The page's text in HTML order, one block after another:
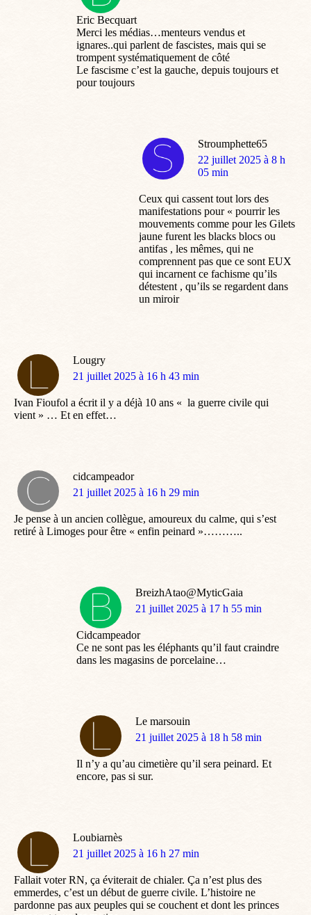
Eric Becquart
Merci les médias…menteurs vendus et
ignares..qui parlent de fascistes, mais qui se
trompent systématiquement de côté
Le fascisme c’est la gauche, depuis toujours et
pour toujours
Stroumphette65
dit
:
22 juillet 2025 à 8 h
05 min
Ceux qui cassent tout lors des
manifestations pour « pourrir les
mouvements comme pour les Gilets
jaune furent les blacks blocs ou
antifas , les mêmes, qui ne
comprennent pas que ce sont EUX
qui incarnent ce fachisme qu’ils
détestent , qu’ils se regardent dans
un miroir
Lougry
dit
21 juillet 2025 à 16 h 43 min
Ivan Fioufol a écrit il y a déjà 10 ans « la guerre civile qui
vient » … Et en effet…
cidcampeador
dit
21 juillet 2025 à 16 h 29 min
Je pense à un ancien collègue, amoureux du calme, qui s’est
retiré à Limoges pour être « enfin peinard »………..
BreizhAtao@MyticGaia
dit
21 juillet 2025 à 17 h 55 min
Cidcampeador
Ce ne sont pas les éléphants qu’il faut craindre
dans les magasins de porcelaine…
Le marsouin
dit
21 juillet 2025 à 18 h 58 min
Il n’y a qu’au cimetière qu’il sera peinard. Et
encore, pas si sur.
Loubiarnès
dit
21 juillet 2025 à 16 h 27 min
Fallait voter RN, ça éviterait de chialer. Ça n’est plus des
emmerdes, c’est un début de guerre civile. L’histoire ne
pardonne pas aux peuples qui se couchent et dont les princes